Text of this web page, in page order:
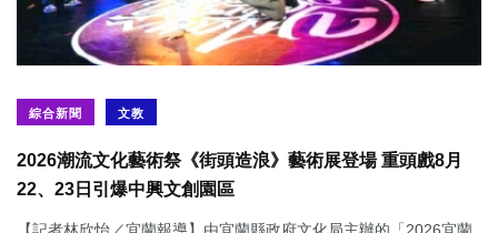
綜合新聞 文教
2026潮流文化藝術祭《街頭造浪》藝術展登場 重頭戲8月
22、23日引爆中興文創園區